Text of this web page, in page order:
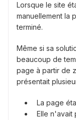
Lorsque le site
manuellement la
terminé.
Même si sa
beaucoup de
page à partir de
présentait
La page
Elle n'avait